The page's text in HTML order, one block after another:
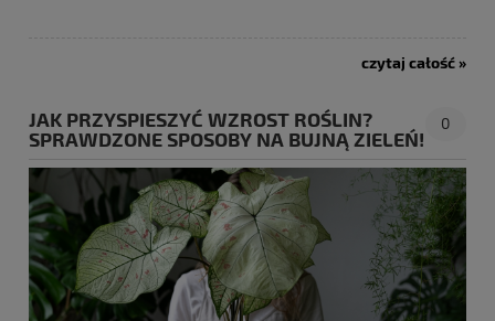
czytaj całość »
JAK PRZYSPIESZYĆ WZROST ROŚLIN?
SPRAWDZONE SPOSOBY NA BUJNĄ ZIELEŃ!
0